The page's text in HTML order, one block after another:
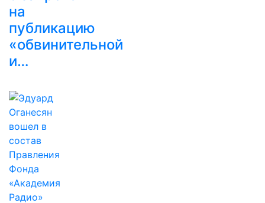
на
публикацию
«обвинительной
и…